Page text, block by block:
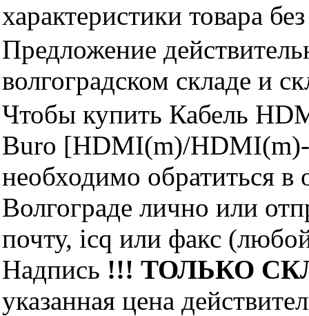
характеристики товара
Предложение
волгоградском складе и
Чтобы купить Кабель
Buro [HDMI(m)/
необходимо
Волгограде лично или
почту, icq или факс
Надпись !!! ТОЛЬКО
указанная цена